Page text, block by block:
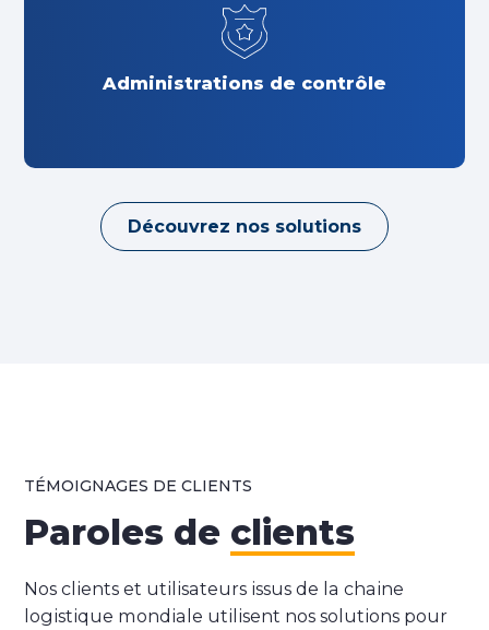
Administrations de contrôle
Découvrez nos solutions
TÉMOIGNAGES DE CLIENTS
Paroles de clients
Nos clients et utilisateurs issus de la chaine
logistique mondiale utilisent nos solutions pour